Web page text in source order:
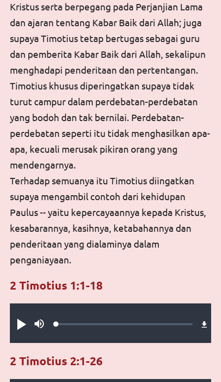
Kristus serta berpegang pada Perjanjian Lama
dan ajaran tentang Kabar Baik dari Allah; juga
supaya Timotius tetap bertugas sebagai guru
dan pemberita Kabar Baik dari Allah, sekalipun
menghadapi penderitaan dan pertentangan.
Timotius khusus diperingatkan supaya tidak
turut campur dalam perdebatan-perdebatan
yang bodoh dan tak bernilai. Perdebatan-
perdebatan seperti itu tidak menghasilkan apa-
apa, kecuali merusak pikiran orang yang
mendengarnya.
Terhadap semuanya itu Timotius diingatkan
supaya mengambil contoh dari kehidupan
Paulus -- yaitu kepercayaannya kepada Kristus,
kesabarannya, kasihnya, ketabahannya dan
penderitaan yang dialaminya dalam
penganiayaan.
PutarBisu Loaded:
2 Timotius 1:1-18
2 Timotius 2:1-26